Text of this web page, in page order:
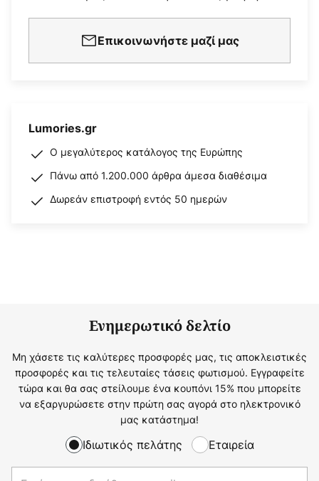
Επικοινωνήστε μαζί μας
Lumories.gr
Ο μεγαλύτερος κατάλογος της Ευρώπης
Πάνω από 1.200.000 άρθρα άμεσα διαθέσιμα
Δωρεάν επιστροφή εντός 50 ημερών
Ενημερωτικό δελτίο
Μη χάσετε τις καλύτερες προσφορές μας, τις αποκλειστικές
προσφορές και τις τελευταίες τάσεις φωτισμού. Εγγραφείτε
τώρα και θα σας στείλουμε ένα κουπόνι 15% που μπορείτε
να εξαργυρώσετε στην πρώτη σας αγορά στο ηλεκτρονικό
μας κατάστημα!
Ιδιωτικός πελάτης Εταιρεία